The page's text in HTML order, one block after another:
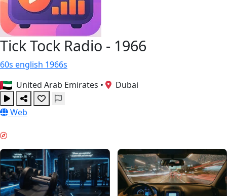
Tick Tock Radio - 1966
60s english 1966s
United Arab Emirates • Dubai
Web